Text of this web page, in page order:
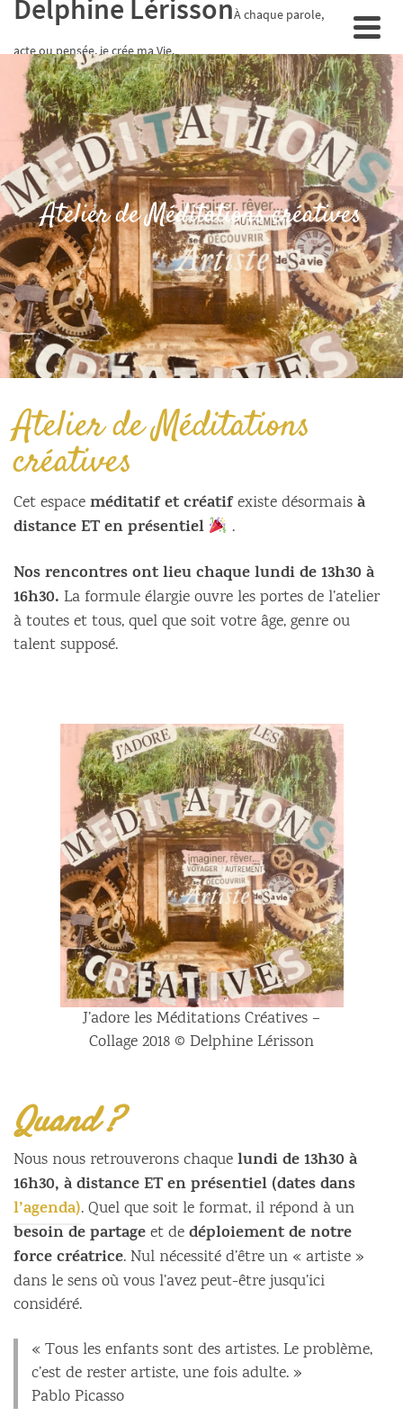
Delphine LérissonÀ chaque parole,
acte ou pensée, je crée ma Vie.
Atelier de Méditations créatives
Atelier de Méditations
créatives
Cet espaceméditatif et créatifexiste désormaisà
distance ET en présentiel
.
Nos rencontres ont lieu chaque lundi de 13h30 à
16h30. La formule élargie ouvre les portes de l’atelier
à toutes et tous, quel que soit votre âge, genre ou
talent supposé.
J’adore les Méditations Créatives –
Collage 2018 © Delphine Lérisson
Quand ?
Nous nous retrouverons chaquelundi de 13h30 à
16h30, à distance ET en présentiel (dates dans
l’agenda). Quel que soit le format, il répond à un
besoin de partageet dedéploiement de notre
force créatrice. Nul nécessité d’être un « artiste »
dans le sens où vous l’avez peut-être jusqu’ici
considéré.
« Tous les enfants sont des artistes. Le problème,
c’est de rester artiste, une fois adulte. »
Pablo Picasso